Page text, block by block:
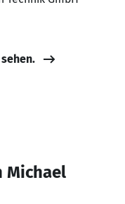
Michael